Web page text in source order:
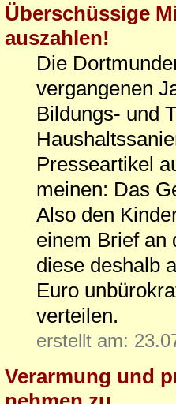
Überschüssige
auszahlen!
Die
vergangenen
Bildungs- und
Presseartikel
meinen: Das
Also den
einem Brief an
diese deshalb
Euro
verteilen.
erstellt am:
Verarmung und